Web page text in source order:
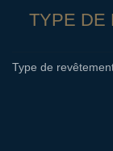
TYPE DE
Type de